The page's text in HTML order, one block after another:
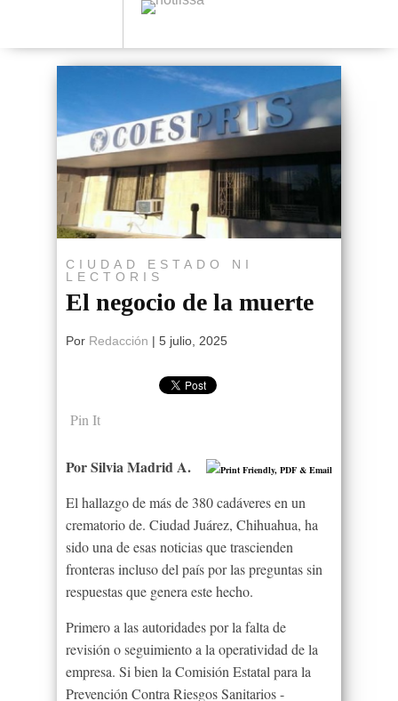
CIUDAD ESTADO
NI
LECTORIS
El negocio de la muerte
Por Redacción | 5 julio, 2025
Pin It
Por Silvia Madrid A.
El hallazgo de más de 380 cadáveres en un
crematorio de. Ciudad Juárez, Chihuahua, ha
sido una de esas noticias que trascienden
fronteras incluso del país por las preguntas sin
respuestas que genera este hecho.
Primero a las autoridades por la falta de
revisión o seguimiento a la operatividad de la
empresa. Si bien la Comisión Estatal para la
Prevención Contra Riesgos Sanitarios -